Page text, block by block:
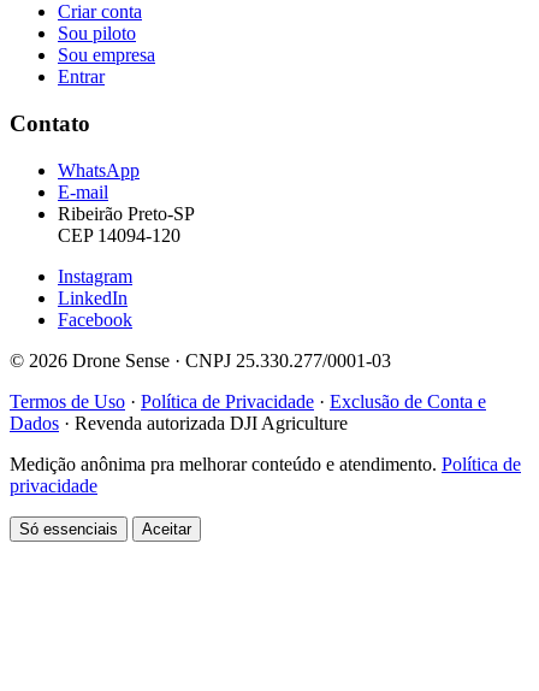
Criar conta
Sou piloto
Sou empresa
Entrar
Contato
WhatsApp
E-mail
Ribeirão Preto-SP
CEP 14094-120
Instagram
LinkedIn
Facebook
© 2026 Drone Sense · CNPJ 25.330.277/0001-03
Termos de Uso · Política de Privacidade · Exclusão de Conta e
Dados · Revenda autorizada DJI Agriculture
Medição anônima pra melhorar conteúdo e atendimento. Política de
privacidade
Só essenciais Aceitar